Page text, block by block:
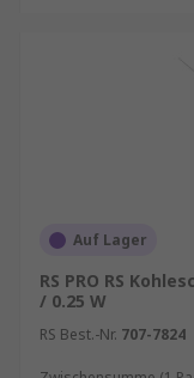
Auf Lager
RS PRO RS
/ 0.25 W
RS Best.-Nr. 707-7824